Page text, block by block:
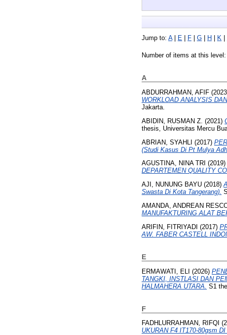
Jump to: A| E F G H K
Number of items at this level:
A
ABDURRAHMAN, AFIF
WORKLOAD ANALYSIS
Jakarta.
ABIDIN, RUSMAN Z. (2021)
thesis, Universitas Mercu
ABRIAN, SYAHLI (2017)
(Studi Kasus Di Pt Mulya
AGUSTINA, NINA TRI (2019)
DEPARTEMEN QUALITY
AJI, NUNUNG BAYU (2018)
Swasta Di Kota Tangerang).
AMANDA, ANDREAN
MANUFAKTURING ALAT
ARIFIN, FITRIYADI (2017)
AW. FABER CASTELL
E
ERMAWATI, ELI (2026)
TANGKI, INSTLASI DAN
HALMAHERA UTARA. S1
F
FADHLURRAHMAN, RIFQI
UKURAN F4 IT170-80gsm